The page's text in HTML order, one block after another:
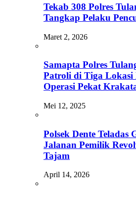
Tekab 308 Polres
Tangkap Pelaku
Maret 2, 2026
Samapta Polres
Patroli di Tiga Lokasi
Operasi Pekat
Mei 12, 2025
Polsek Dente Teladas
Jalanan Pemilik
Tajam
April 14, 2026